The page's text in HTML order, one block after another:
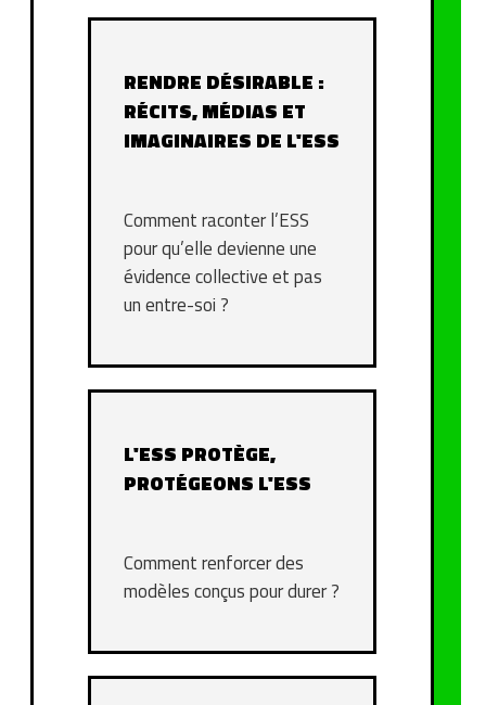
RENDRE DÉSIRABLE :
RÉCITS, MÉDIAS ET
IMAGINAIRES DE L'ESS
Comment raconter l’ESS
pour qu’elle devienne une
évidence collective et pas
un entre-soi ?
L'ESS PROTÈGE,
PROTÉGEONS L'ESS
Comment renforcer des
modèles conçus pour durer ?